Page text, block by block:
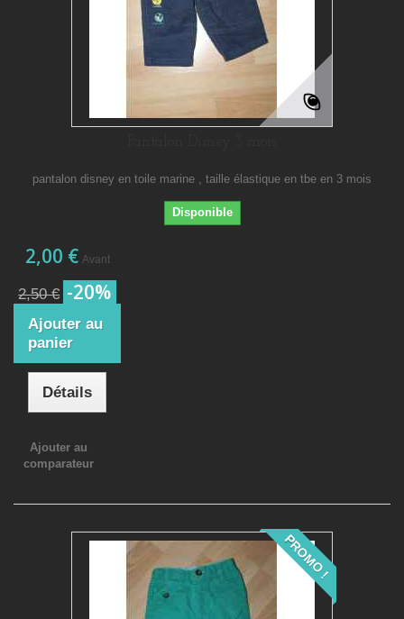
pantalon disney en toile marine , taille élastique en tbe en 3 mois
Disponible
2,00 € Avant
2,50 € -20%
Ajouter au
panier
Détails
Ajouter au
comparateur
PROMO !